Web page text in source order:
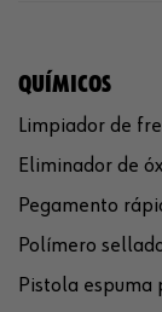
QUÍMICOS
Limpiador de
Eliminador de
Pegamento
Polímero
Pistola espuma